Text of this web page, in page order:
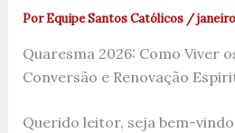
PorEquipe Santos Católicos /
Quaresma 2026: Como Viver
Conversão e Renovação
Querido leitor, seja bem-